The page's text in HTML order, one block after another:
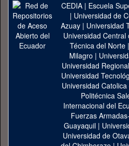
CEDIA| Escuela
| Universidad de
Azuay| Universidad
Universidad Central
Técnica del Norte |
Milagro |
Universidad
Universidad
Universidad
Politécnica
Internacional del
Fuerzas
Guayaquil|
Universidad de